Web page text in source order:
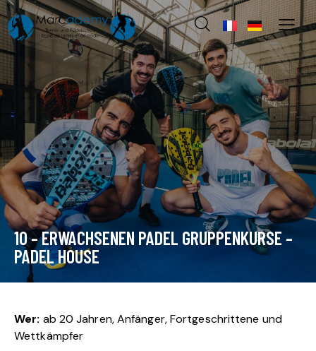
10 – ERWACHSENEN PADEL GRUPPENKURSE –
PADEL HOUSE
Wer: ab 20 Jahren, Anfänger, Fortgeschrittene und
Wettkämpfer